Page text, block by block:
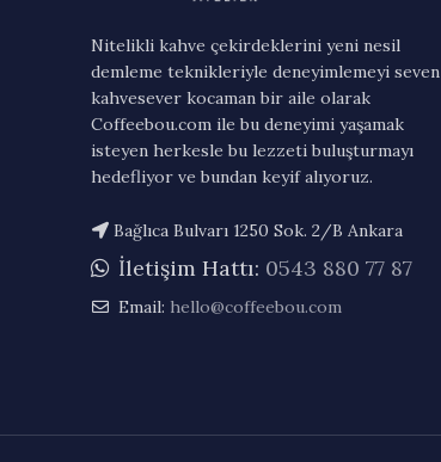
Nitelikli kahve çekirdeklerini yeni nesil
demleme teknikleriyle deneyimlemeyi seven
kahvesever kocaman bir aile olarak
Coffeebou.com ile bu deneyimi yaşamak
isteyen herkesle bu lezzeti buluşturmayı
hedefliyor ve bundan keyif alıyoruz.
Bağlıca Bulvarı 1250 Sok. 2/B Ankara
İletişim Hattı: 0543 880 77 87
Email: hello@coffeebou.com